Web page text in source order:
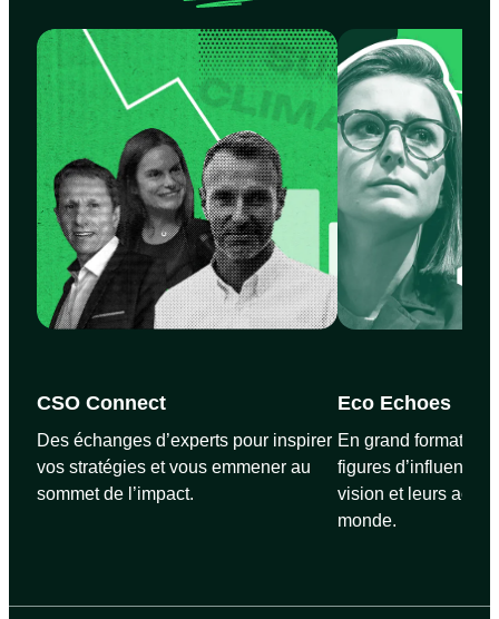
CSO Connect
Des échanges d’experts pour inspirer
vos stratégies et vous emmener au
sommet de l’impact.
Eco Echoes
En grand format et
figures d’influence
vision et leurs
monde.